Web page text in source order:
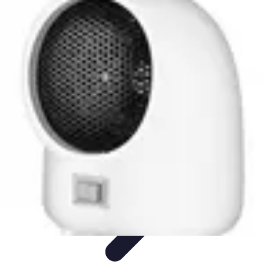
Économiser Facile
Astuces QuotidiennesBudget et Épargne Gestion financière
Économiques
Économies Domestiques
Économiser Facile